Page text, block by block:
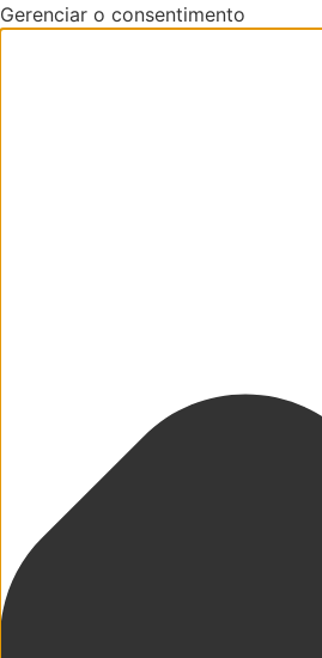
Gerenciar o consentimento